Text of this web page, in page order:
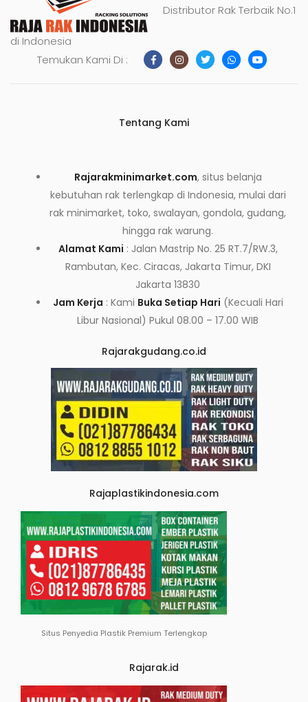
Distributor Rak Terbaik No.1
di Indonesia
Temukan Kami Di :
Tentang Kami
Rajarakminimarket.com, situs belanja
kebutuhan rak terlengkap di Indonesia, mulai dari
rak minimarket, toko, swalayan, gondola, gudang,
hingga rak warung.
Alamat Kami : Jalan Mastrip No. 25 RT.7/RW.3,
Rambutan, Kec. Ciracas, Jakarta Timur, DKI
Jakarta 13830
Jam Kerja : Kami Buka Setiap Hari (Kecuali Hari
Libur Nasional) Pukul 08.00 – 17.00 WIB
Rajarakgudang.co.id
Rajaplastikindonesia.com
Situs Penyedia Plastik Premium Terlengkap
Rajarak.id